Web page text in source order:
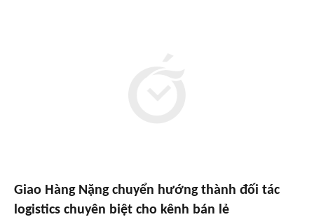
Giao Hàng Nặng chuyển hướng thành đối tác
logistics chuyên biệt cho kênh bán lẻ